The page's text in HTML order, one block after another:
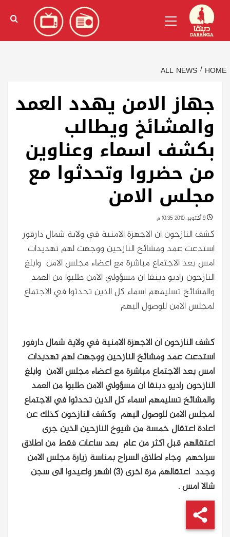
content
الإنجليزية)
Menu
HOME
ALL NEWS
جهاز الامن يهدد العمد
والمشائخ ويطالب
بكشف اسماء وعناوين
من حضروا وتحدثوا مع
مجلس الامن
كشف النازحون ان الاجهزة الامنية في ولاية شمال دارفور
استدعت عمد ومشائخ النازحين ووجهت لهم تهديدات
امس بعد الاجتماع مباشرة مع اعضاء مجلس الامن وابلغ
النازحون راديو دبنقا ان مسؤولي الامن طلبوا من العمد
والمشائخ تسليمهم اسماء كل الذين تحدثوا في الاجتماع
لمجلس الامن للوصول اليهم
كشف النازحون ان الاجهزة الامنية في ولاية شمال دارفور
استدعت عمد ومشائخ النازحين ووجهت لهم تهديدات
امس بعد الاجتماع مباشرة مع اعضاء مجلس الامن وابلغ
النازحون راديو دبنقا ان مسؤولي الامن طلبوا من العمد
والمشائخ تسليمهم اسماء كل الذين تحدثوا في الاجتماع
لمجلس الامن للوصول اليهم وكشف النازحون كذلك عن
اعادة اعتقال خمسة من شيوخ النازحين الذين جرى
اعتقالهم قبل اكثر من عام بعد ساعات فقط من اطلاق
سراحهم وجاء اطلاق السراح بمناسة زيارة مجلس الامن
وجدد اعتقالهم مرة اخرى (3) اشهر واعيدوا الى سجن
شالا امس .